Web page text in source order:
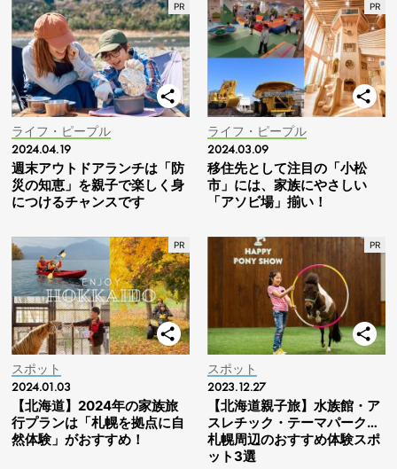
ライフ・ピープル
2024.04.19
週末アウトドアランチは「防
災の知恵」を親子で楽しく身
につけるチャンスです
ライフ・ピープル
2024.03.09
移住先として注目の「小松
市」には、家族にやさしい
「アソビ場」揃い！
スポット
2024.01.03
【北海道】2024年の家族旅
行プランは「札幌を拠点に自
然体験」がおすすめ！
スポット
2023.12.27
【北海道親子旅】水族館・ア
スレチック・テーマパーク…
札幌周辺のおすすめ体験スポ
ット3選